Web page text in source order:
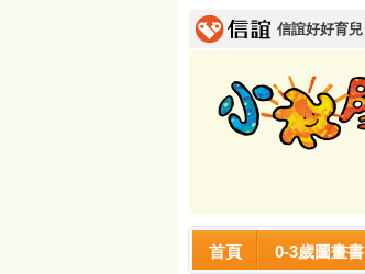
信誼好好育兒
首頁 0-3歲圖畫書